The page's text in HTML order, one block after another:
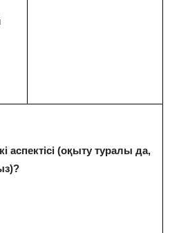
аспектісі (оқыту туралы да,